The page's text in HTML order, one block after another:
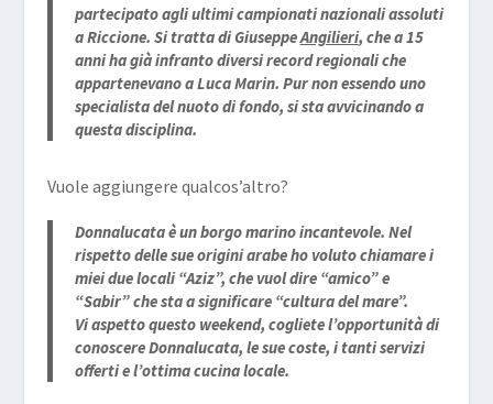
partecipato agli ultimi campionati nazionali assoluti
a Riccione. Si tratta di GiuseppeAngilieri, che a 15
anni ha già infranto diversi record regionali che
appartenevano a Luca Marin. Pur non essendo uno
specialista del nuoto di fondo, si sta avvicinando a
questa disciplina.
Vuole aggiungere qualcos’altro?
Donnalucata è un borgo marino incantevole. Nel
rispetto delle sue origini arabe ho voluto chiamare i
miei due locali “Aziz”, che vuol dire “amico” e
“Sabir” che sta a significare “cultura del mare”.
Vi aspetto questo weekend, cogliete l’opportunità di
conoscere Donnalucata, le sue coste, i tanti servizi
offerti e l’ottima cucina locale.